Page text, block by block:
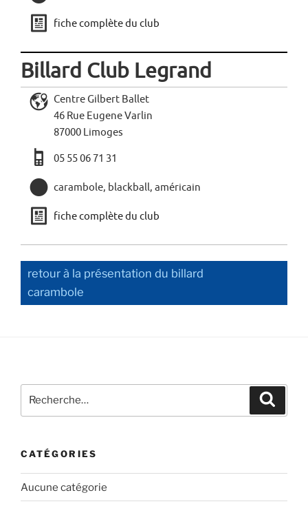
j fiche complète du club
Billard Club Legrand
L Centre Gilbert Ballet
46 Rue Eugene Varlin
87000 Limoges
a 05 55 06 71 31
, carambole, blackball, américain
j fiche complète du club
retour à la présentation du billard
carambole
pour
CATÉGORIES
Aucune catégorie